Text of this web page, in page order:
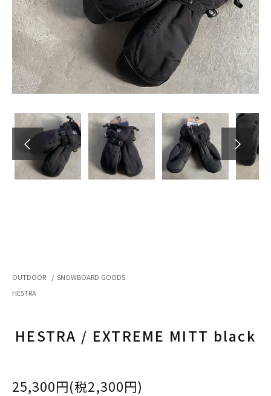
OUTDOOR / SNOWBOARD GOODS
HESTRA
HESTRA / EXTREME MITT black
25,300円(税2,300円)